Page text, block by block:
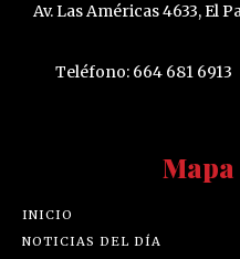
Av. Las Américas 4633, El
Teléfono: 664 681 6913
Mapa
INICIO
NOTICIAS DEL DÍA